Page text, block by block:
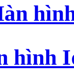
hình